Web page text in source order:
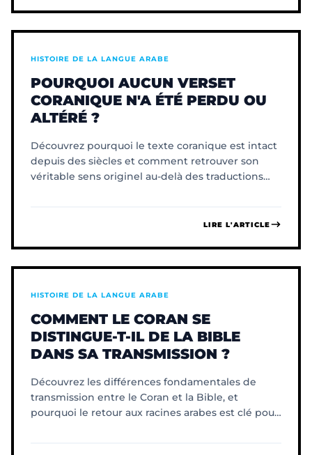
HISTOIRE DE LA LANGUE ARABE
POURQUOI AUCUN VERSET
CORANIQUE N'A ÉTÉ PERDU OU
ALTÉRÉ ?
Découvrez pourquoi le texte coranique est intact
depuis des siècles et comment retrouver son
véritable sens originel au-delà des traductions
LIRE L'ARTICLE
HISTOIRE DE LA LANGUE ARABE
COMMENT LE CORAN SE
DISTINGUE-T-IL DE LA BIBLE
DANS SA TRANSMISSION ?
Découvrez les différences fondamentales de
transmission entre le Coran et la Bible, et
pourquoi le retour aux racines arabes est clé pour